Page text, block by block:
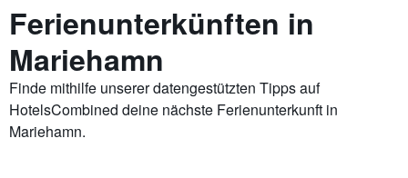
Ferienunterkünften in
Mariehamn
Finde mithilfe unserer datengestützten Tipps auf
HotelsCombined deine nächste Ferienunterkunft in
Mariehamn.